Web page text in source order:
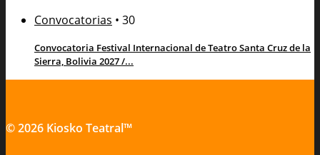
Convocatorias • 30
Convocatoria Festival Internacional de Teatro Santa Cruz de la
Sierra, Bolivia 2027 /...
© 2026 Kiosko Teatral™